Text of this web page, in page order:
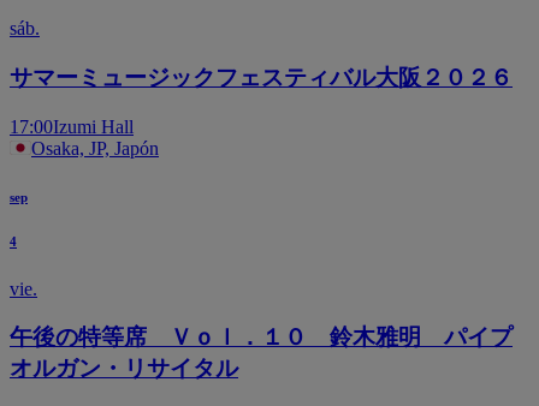
sáb.
サマーミュージックフェスティバル大阪２０２６
17:00Izumi Hall
Osaka, JP, Japón
sep
4
vie.
午後の特等席 Ｖｏｌ．１０ 鈴木雅明 パイプ
オルガン・リサイタル